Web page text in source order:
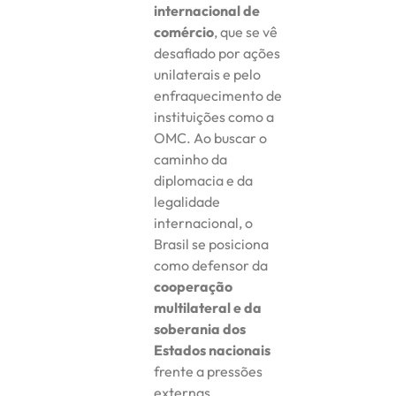
internacional de
comércio, que se vê
desafiado por ações
unilaterais e pelo
enfraquecimento de
instituições como a
OMC. Ao buscar o
caminho da
diplomacia e da
legalidade
internacional, o
Brasil se posiciona
como defensor da
cooperação
multilateral e da
soberania dos
Estados nacionais
frente a pressões
externas.